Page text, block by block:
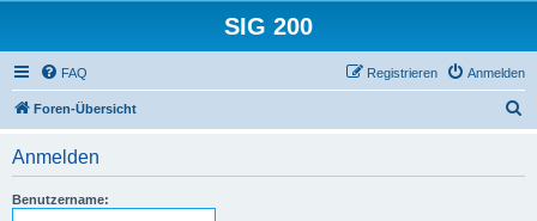
SIG 200
FAQ Anmelden
Registrieren
Foren-Übersicht
Anmelden
Benutzername: